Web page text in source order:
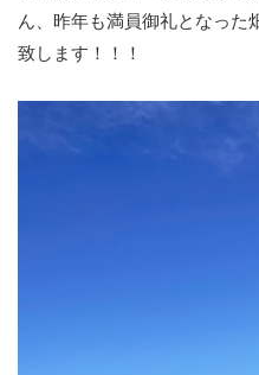
ん、昨年も満員御礼となった
致します！！！